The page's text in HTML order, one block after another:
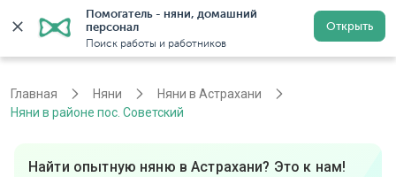
Помогатель - няни, домашний
персонал
Поиск работы и работников
Открыть
Астрахань Регистрация
Главная Няни
Няни в Астрахани
Няни в районе пос. Советский
Найти опытную няню в Астрахани? Это к нам!